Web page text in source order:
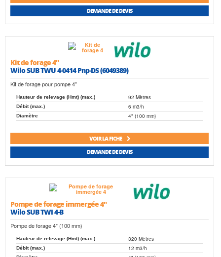
DEMANDE DE DEVIS
Kit de forage 4"
Wilo SUB TWU 4-0414 Pnp-DS (6049389)
Kit de forage pour pompe 4"
Hauteur de relevage (Hmt) (max.) 92 Mètres
Débit (max.) 6 m3/h
Diamètre 4" (100 mm)
VOIR LA FICHE
DEMANDE DE DEVIS
Pompe de forage immergée 4"
Wilo SUB TWI 4-B
Pompe de forage 4" (100 mm)
Hauteur de relevage (Hmt) (max.) 320 Mètres
Débit (max.) 12 m3/h